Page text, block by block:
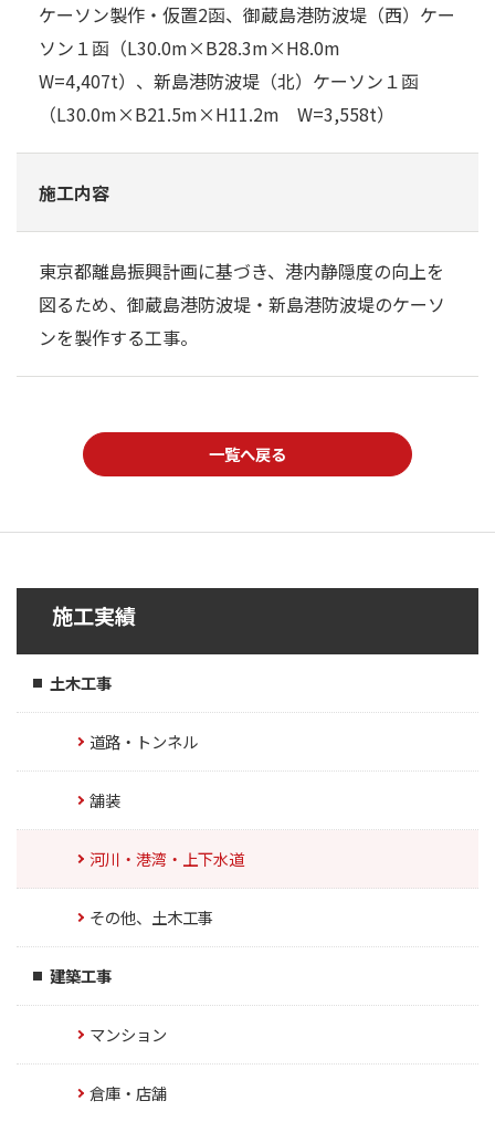
ケーソン製作・仮置2函、御蔵島港防波堤（西）ケー
ソン１函（L30.0m×B28.3m×H8.0m
W=4,407t）、新島港防波堤（北）ケーソン１函
（L30.0m×B21.5m×H11.2m W=3,558t）
施工内容
東京都離島振興計画に基づき、港内静隠度の向上を
図るため、御蔵島港防波堤・新島港防波堤のケーソ
ンを製作する工事。
一覧へ戻る
施工実績
土木工事
道路・トンネル
舗装
河川・港湾・上下水道
その他、土木工事
建築工事
マンション
倉庫・店舗